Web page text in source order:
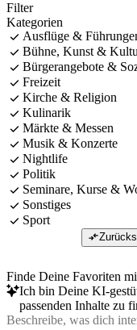
Filter
Kategorien
Ausflüge &
Bühne, Kunst &
Bürgerangebote &
Freizeit
Kirche & Religion
Kulinarik
Märkte & Messen
Musik & Konzerte
Nightlife
Politik
Seminare, Kurse &
Sonstiges
Sport
Finde Deine Favoriten
Ich bin Deine KI-
passenden Inhalte zu